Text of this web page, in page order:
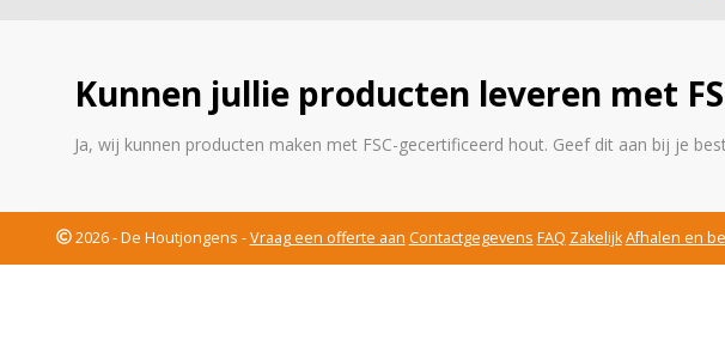
Kunnen jullie producten leveren met
Ja, wij kunnen producten maken met FSC-gecertificeerd hout. Geef dit aan bij je
2026 - De Houtjongens -Vraag een offerte aan Contactgegevens FAQ Zakelijk Afhalen en